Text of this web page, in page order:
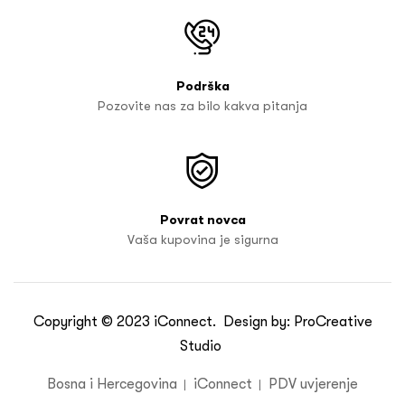
Podrška
Pozovite nas za bilo kakva pitanja
Povrat novca
Vaša kupovina je sigurna
Copyright © 2023 iConnect. Design by: ProCreative
Studio
Bosna i Hercegovina iConnect PDV uvjerenje